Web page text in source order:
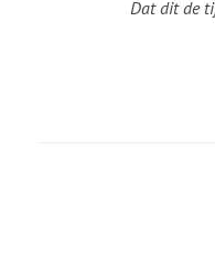
Dat dit de